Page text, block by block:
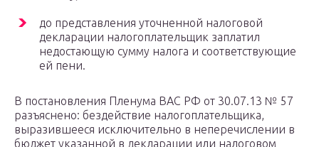
до представления уточненной налоговой
декларации налогоплательщик заплатил
недостающую сумму налога и соответствующие
ей пени.
В постановления Пленума ВАС РФ от 30.07.13 № 57
разъяснено: бездействие налогоплательщика,
выразившееся исключительно в неперечислении в
бюджет указанной в декларации или налоговом